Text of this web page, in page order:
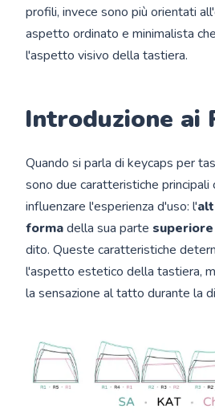
profili, invece sono più orientati
aspetto ordinato e minimalista
l'aspetto visivo della tastiera.
Introduzione ai
Quando si parla di keycaps per
sono due caratteristiche principali
influenzare l'esperienza d'uso: l'
formadella sua parte superiore
dito. Queste caratteristiche
l'aspetto estetico della tastiera,
la sensazione al tatto durante la